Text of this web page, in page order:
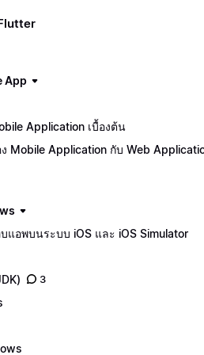
App
Application เบื้องต้น
Mobile Application กับ Web
อพบนระบบ iOS และ iOS Simulator
3